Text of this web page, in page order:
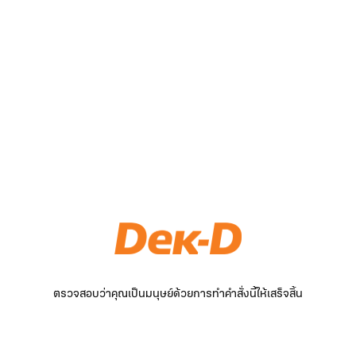
ตรวจสอบว่าคุณเป็นมนุษย์ด้วยการทำคำสั่งนี้ให้เสร็จสิ้น